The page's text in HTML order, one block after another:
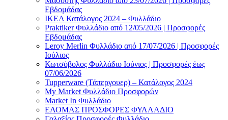
Εβδομάδας
ΙΚΕΑ Κατάλογος 2024 – Φυλλάδιο
Praktiker Φυλλάδιο από 12/05/2026 | Προσφορές
Εβδομάδας
Leroy Merlin Φυλλάδιο από 17/07/2026 | Προσφορές
Ιούλιος
Κωτσόβολος Φυλλάδιο Ιούνιος | Προσφορές έως
07/06/2026
Tupperware (Τάπεργουερ) – Κατάλογος 2024
My Market Φυλλάδιο Προσφορών
Market In Φυλλάδιο
ΕΛΟΜΑΣ ΠΡΟΣΦΟΡΕΣ ΦΥΛΛΑΔΙΟ